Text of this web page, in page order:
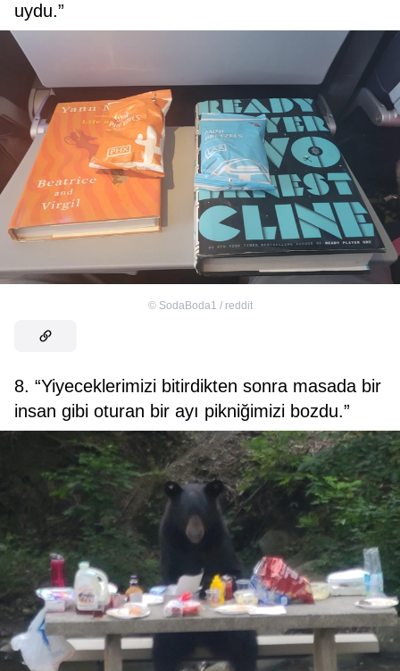
uydu.”
© SodaBoda1 / reddit
8. “Yiyeceklerimizi bitirdikten sonra masada bir
insan gibi oturan bir ayı pikniğimizi bozdu.”